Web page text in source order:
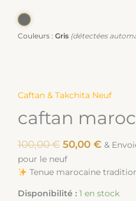
Couleurs : Gris (détectées
Caftan & Takchita Neuf
caftan
100,00€ 50,00 € &
pour le neuf
Tenue marocaine
Disponibilité : 1 en stock